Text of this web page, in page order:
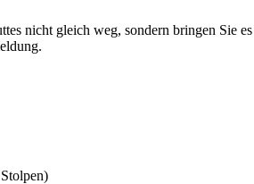
nicht gleich weg, sondern bringen Sie es
)